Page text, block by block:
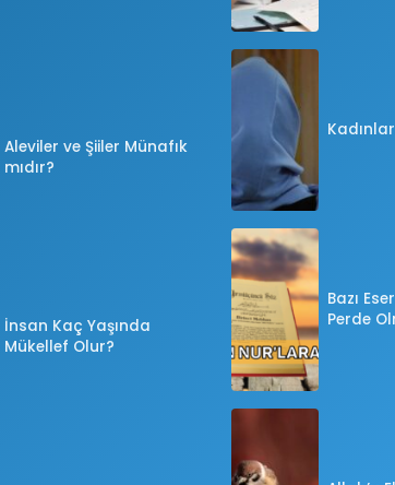
Aleviler ve Şiiler Münafık
mıdır?
İnsan Kaç Yaşında
Mükellef Olur?
Kadınlar
Bazı
Perde